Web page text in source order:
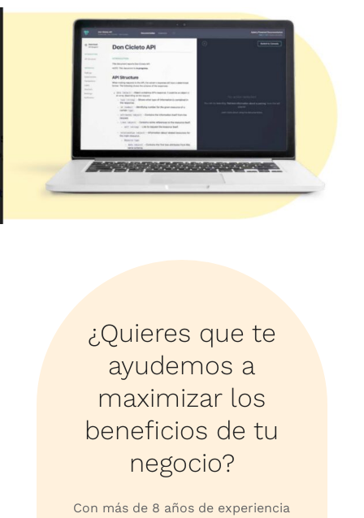
¿Quieres que te
ayudemos a
maximizar los
beneficios de tu
negocio?
Con más de 8 años de experiencia